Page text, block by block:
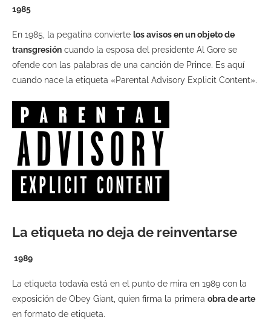
1985
En 1985, la pegatina convierte los avisos en un objeto de
transgresión cuando la esposa del presidente Al Gore se
ofende con las palabras de una canción de Prince. Es aquí
cuando nace la etiqueta «Parental Advisory Explicit Content».
La etiqueta no deja de reinventarse
1989
La etiqueta todavía está en el punto de mira en 1989 con la
exposición de Obey Giant, quien firma la primera obra de arte
en formato de etiqueta.